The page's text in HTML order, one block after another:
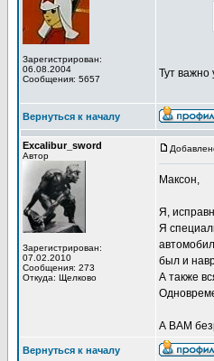
Зарегистрирован:
06.08.2004
Сообщения: 5657
Тут важно
Вернуться к началу
Excalibur_sword
Автор
Зарегистрирован:
07.02.2010
Сообщения: 273
Откуда: Щелково
Максон,
Я,
Я
был и
А также
А ВАМ
Вернуться к началу